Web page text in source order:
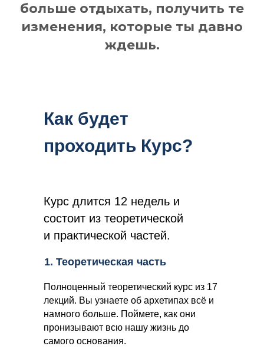
больше отдыхать, получить те
изменения, которые ты давно
ждешь.
Полноценный теоретический курс из 17
лекций. Вы узнаете об архетипах всё и
намного больше. Поймете, как они
пронизывают всю нашу жизнь до
самого основания.
1. Теоретическая часть
Как будет
проходить Курс?
Курс длится 12 недель и
состоит из теоретической
и практической частей.